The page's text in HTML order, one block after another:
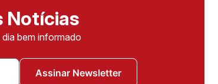
Notícias
bem informado
Assinar Newsletter